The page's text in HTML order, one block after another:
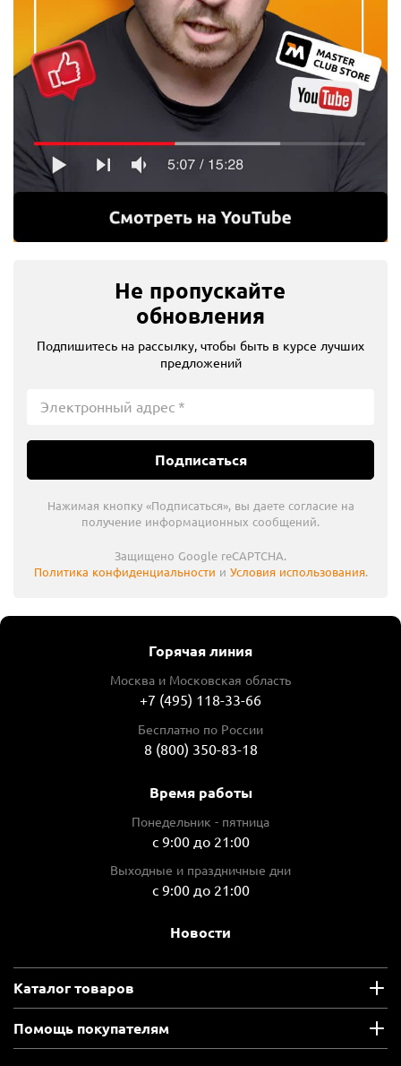
Не пропускайте
обновления
Подпишитесь на рассылку, чтобы быть в курсе лучших
предложений
Подписаться
Нажимая кнопку «Подписаться», вы даете согласие на
получение информационных сообщений.
Защищено Google reCAPTCHA.
Политика конфиденциальности и Условия использования.
Горячая линия
Москва и Московская область
+7 (495) 118-33-66
Бесплатно по России
8 (800) 350-83-18
Время работы
Понедельник - пятница
с 9:00 до 21:00
Выходные и праздничные дни
с 9:00 до 21:00
Новости
Каталог товаров
Помощь покупателям